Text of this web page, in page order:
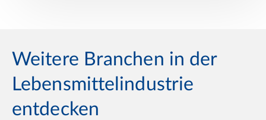
Weitere Branchen in der
Lebensmittelindustrie
entdecken